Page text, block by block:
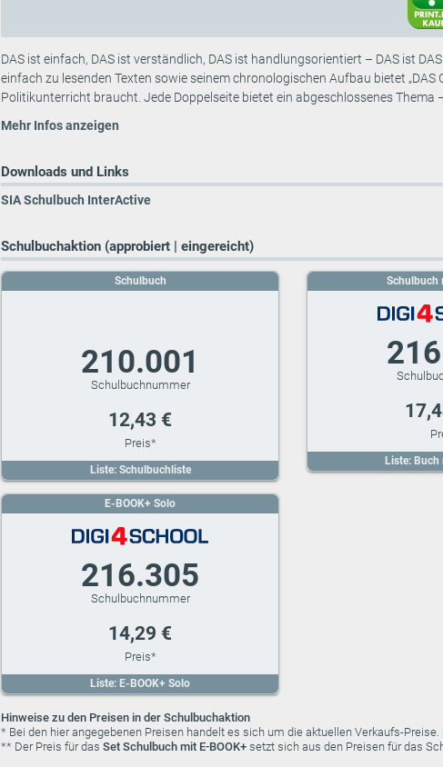
DAS ist einfach, DAS ist verständlich, DAS ist handlungsorientiert – DAS ist
einfach zu lesenden Texten sowie seinem chronologischen Aufbau bietet
Politikunterricht braucht. Jede Doppelseite bietet ein abgeschlossenes Thema –
Mehr Infos anzeigen
Downloads und Links
SIA Schulbuch InterActive
Schulbuchaktion (approbiert | eingereicht)
Liste: Schulbuchliste
Schulbuch
210.001
12,43 €
Liste: Buch
Schulbuch
Liste: E-BOOK+ Solo
E-BOOK+ Solo
216.305
14,29 €
Hinweise zu den Preisen in der Schulbuchaktion
* Bei den hier angegebenen Preisen handelt es sich um die aktuellen Verkaufs-
** Der Preis für das Set Schulbuch mit E-BOOK+ setzt sich aus den Preisen für das